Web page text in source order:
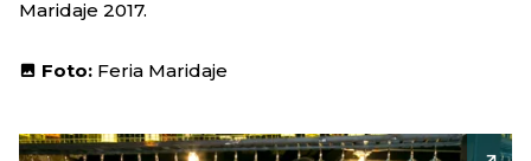
Maridaje 2017.
Foto: Feria Maridaje